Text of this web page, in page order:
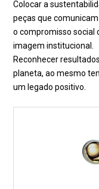
Colocar a
peças que
o compromisso social
imagem institucional.
Reconhecer
planeta, ao mesmo
um legado positivo.